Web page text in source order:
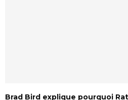
Brad Bird explique pourquoi